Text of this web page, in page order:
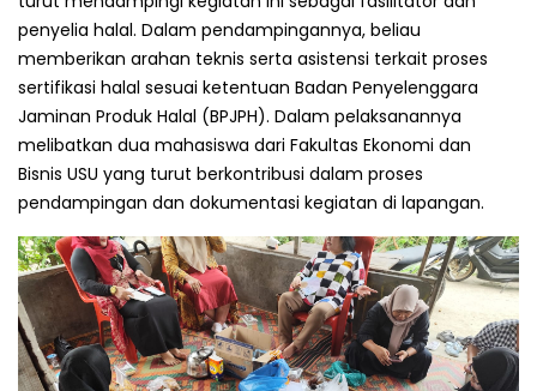
penyelia halal. Dalam pendampingannya, beliau
memberikan arahan teknis serta asistensi terkait proses
sertifikasi halal sesuai ketentuan Badan Penyelenggara
Jaminan Produk Halal (BPJPH). Dalam pelaksanannya
melibatkan dua mahasiswa dari Fakultas Ekonomi dan
Bisnis USU yang turut berkontribusi dalam proses
pendampingan dan dokumentasi kegiatan di lapangan.